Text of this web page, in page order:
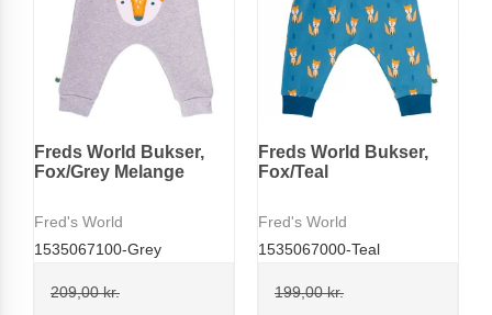
Freds World Bukser,
Fox/Grey Melange
Fred's World
1535067100-Grey
209,00 kr.
Freds World Bukser,
Fox/Teal
Fred's World
1535067000-Teal
199,00 kr.